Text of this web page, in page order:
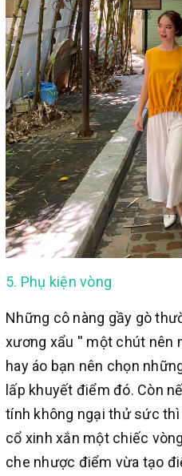
5. Phụ kiện vòng
Những cô nàng gầy gò
xương xẩu '' một chút nên
hay áo bạn nên chọn
lấp khuyết điểm đó. Còn
tính không ngại thử sức
cổ xinh xắn một chiếc
che nhược điểm vừa tạo